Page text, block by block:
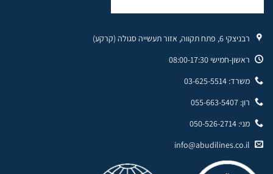
רבניצקי 6, פתח תקווה, אזור תעשייה סגולה (קרקע)
ראשון-חמישי 08:00-17:30
משרד: 03-625-5514
רון: 055-663-5407
מני: 050-526-2714
info@abudilines.co.il